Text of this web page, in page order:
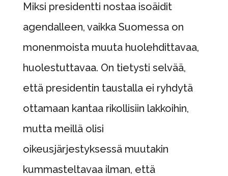
Miksi presidentti nostaa isoäidit
agendalleen, vaikka Suomessa on
monenmoista muuta huolehdittavaa,
huolestuttavaa. On tietysti selvää,
että presidentin taustalla ei ryhdytä
ottamaan kantaa rikollisiin lakkoihin,
mutta meillä olisi
oikeusjärjestyksessä muutakin
kummasteltavaa ilman, että